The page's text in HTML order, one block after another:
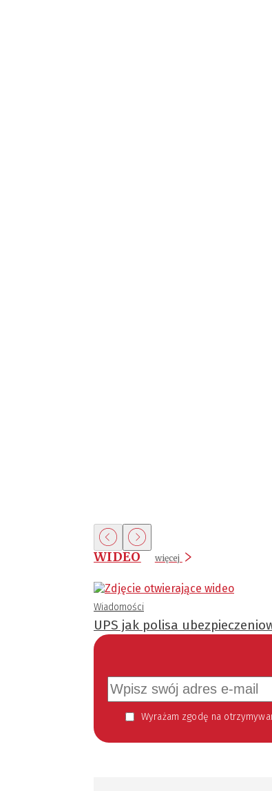
WIDEO więcej
Wiadomości
UPS jak polisa
Wyrażam zgodę na otrzymywanie informacji handlowej kierowanej do mnie za pomocą środków komunikacji elektronicznej w szczególności poczty